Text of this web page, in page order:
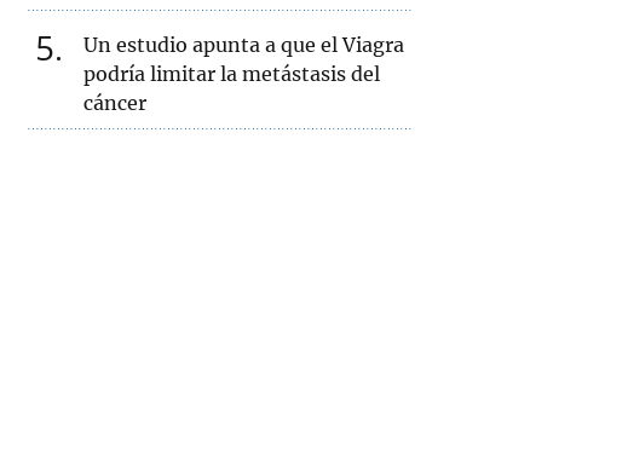
5
Un estudio apunta a que el Viagra
podría limitar la metástasis del
cáncer